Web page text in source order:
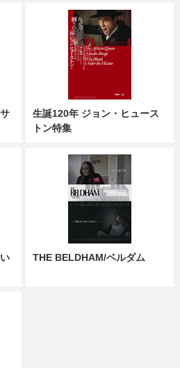
生誕120年 ジョン・ヒュース
トン特集
THE BELDHAM/ベルダム